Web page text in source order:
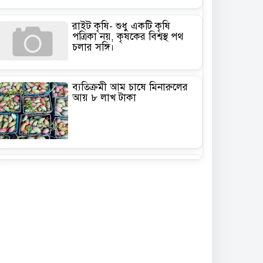
রাইট কৃষি- শুধু একটি কৃষি
পত্রিকা নয়, কৃষকের বিশ্বস্থ পথ
চলার সঙ্গি।
ব্যতিক্রমী আম চাষে মিনারুলের
আয় ৮ লাখ টাকা